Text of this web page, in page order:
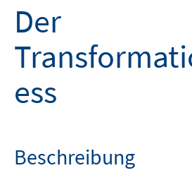
Der
ess
Beschreibung